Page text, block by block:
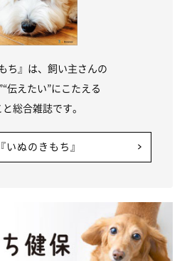
ち』は、飼い主さんの
伝えたい”にこたえる
総合雑誌です。
いぬのきもち』